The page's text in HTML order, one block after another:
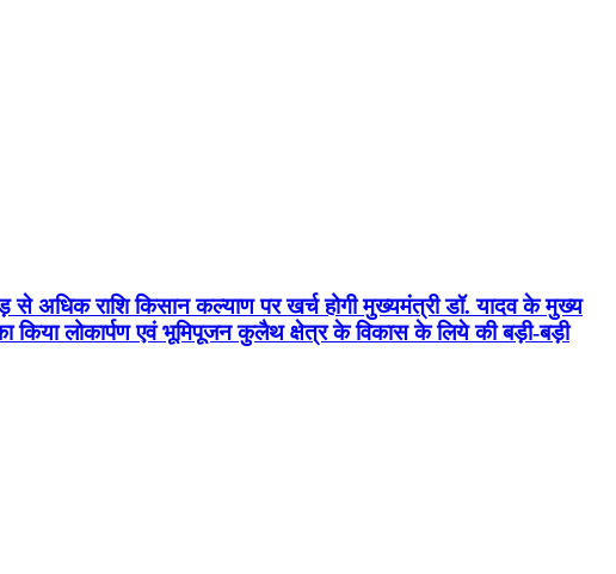
अधिक राशि किसान कल्याण पर खर्च होगी मुख्यमंत्री डॉ. यादव के मुख्य
लोकार्पण एवं भूमिपूजन कुलैथ क्षेत्र के विकास के लिये की बड़ी-बड़ी